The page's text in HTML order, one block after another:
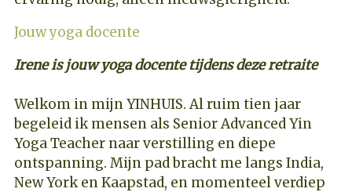
Jouw yoga docente
Irene is jouw yoga docente tijdens deze retraite
Welkom in mijn YINHUIS. Al ruim tien jaar
begeleid ik mensen als Senior Advanced Yin
Yoga Teacher naar verstilling en diepe
ontspanning. Mijn pad bracht me langs India,
New York en Kaapstad, en momenteel verdiep